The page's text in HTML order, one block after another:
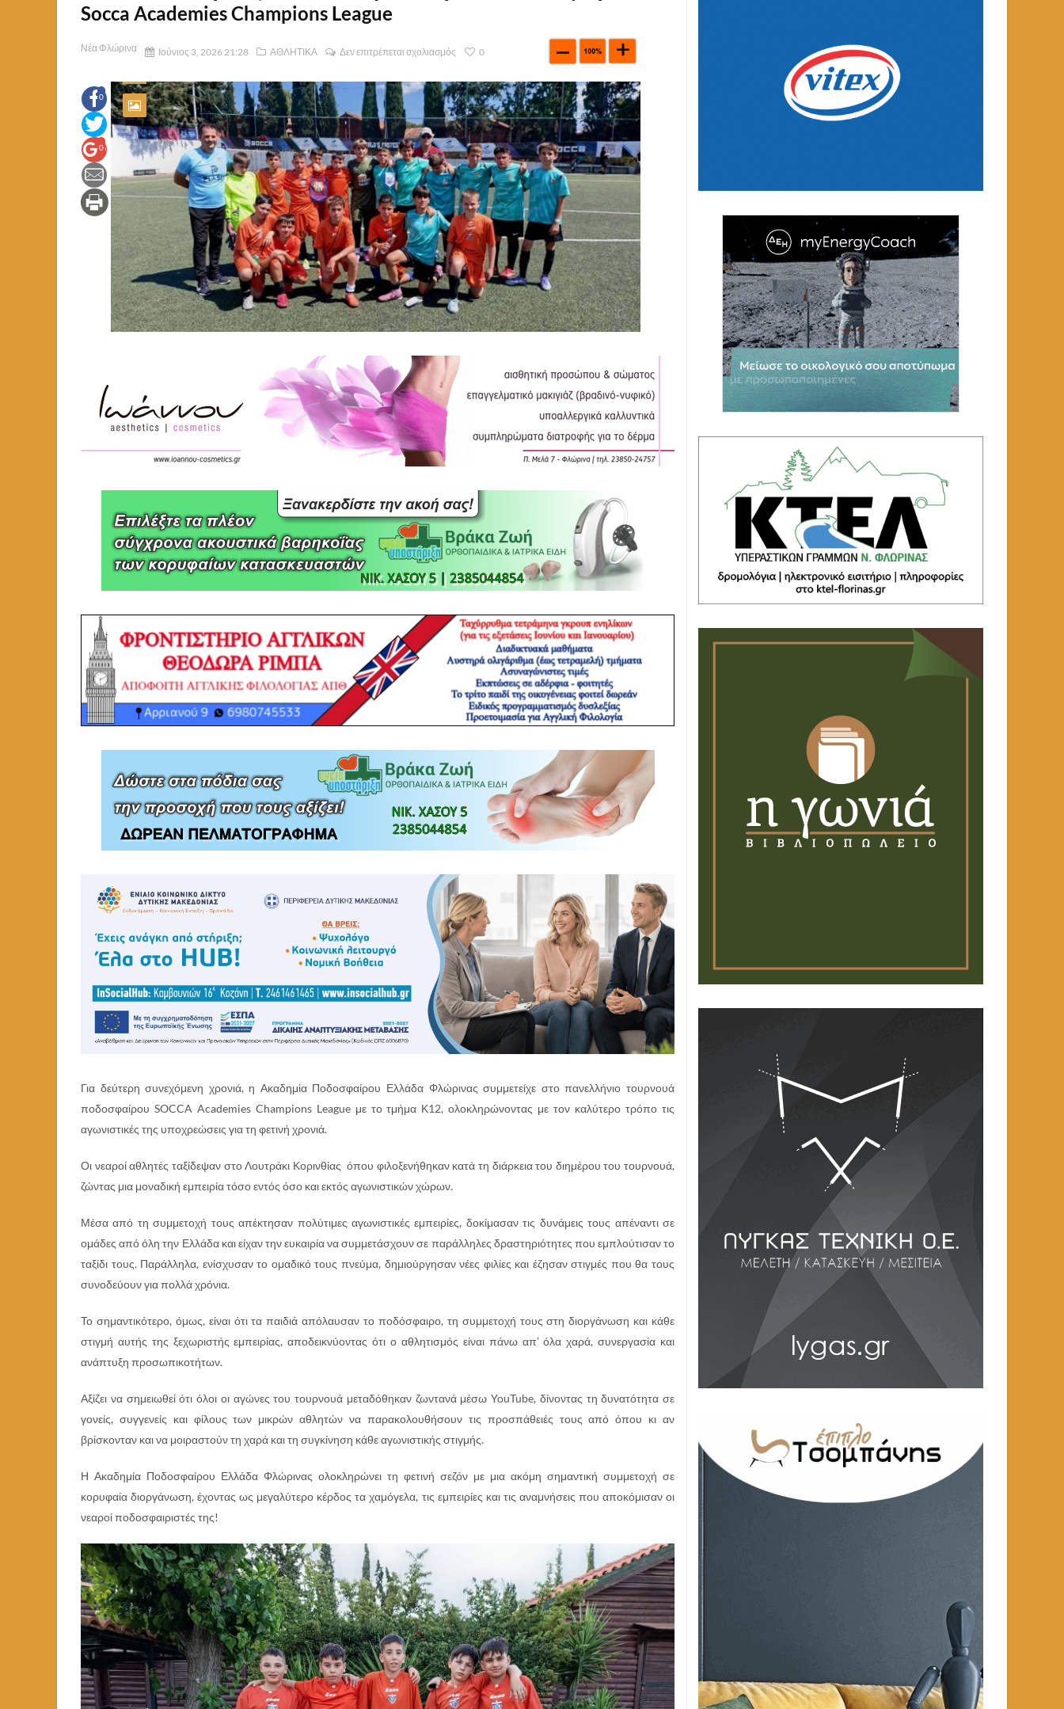
Socca Academies Champions League
Νέα Φλώρινα Ιούνιος 3, 2026 21:28 ΑΘΛΗΤΙΚΑ Δεν επιτρέπεται σχολιασμός 0
0
0
Για δεύτερη συνεχόμενη χρονιά, η Ακαδημία Ποδοσφαίρου Ελλάδα Φλώρινας συμμετείχε στο πανελλήνιο τουρνουά
ποδοσφαίρου SOCCA Academies Champions League με το τμήμα Κ12, ολοκληρώνοντας με τον καλύτερο τρόπο τις
αγωνιστικές της υποχρεώσεις για τη φετινή χρονιά.
Οι νεαροί αθλητές ταξίδεψαν στο Λουτράκι Κορινθίας όπου φιλοξενήθηκαν κατά τη διάρκεια του διημέρου του τουρνουά,
ζώντας μια μοναδική εμπειρία τόσο εντός όσο και εκτός αγωνιστικών χώρων.
Μέσα από τη συμμετοχή τους απέκτησαν πολύτιμες αγωνιστικές εμπειρίες, δοκίμασαν τις δυνάμεις τους απέναντι σε
ομάδες από όλη την Ελλάδα και είχαν την ευκαιρία να συμμετάσχουν σε παράλληλες δραστηριότητες που εμπλούτισαν το
ταξίδι τους. Παράλληλα, ενίσχυσαν το ομαδικό τους πνεύμα, δημιούργησαν νέες φιλίες και έζησαν στιγμές που θα τους
συνοδεύουν για πολλά χρόνια.
Το σημαντικότερο, όμως, είναι ότι τα παιδιά απόλαυσαν το ποδόσφαιρο, τη συμμετοχή τους στη διοργάνωση και κάθε
στιγμή αυτής της ξεχωριστής εμπειρίας, αποδεικνύοντας ότι ο αθλητισμός είναι πάνω απ’ όλα χαρά, συνεργασία και
ανάπτυξη προσωπικοτήτων.
Αξίζει να σημειωθεί ότι όλοι οι αγώνες του τουρνουά μεταδόθηκαν ζωντανά μέσω YouTube, δίνοντας τη δυνατότητα σε
γονείς, συγγενείς και φίλους των μικρών αθλητών να παρακολουθήσουν τις προσπάθειές τους από όπου κι αν
βρίσκονταν και να μοιραστούν τη χαρά και τη συγκίνηση κάθε αγωνιστικής στιγμής.
Η Ακαδημία Ποδοσφαίρου Ελλάδα Φλώρινας ολοκληρώνει τη φετινή σεζόν με μια ακόμη σημαντική συμμετοχή σε
κορυφαία διοργάνωση, έχοντας ως μεγαλύτερο κέρδος τα χαμόγελα, τις εμπειρίες και τις αναμνήσεις που αποκόμισαν οι
νεαροί ποδοσφαιριστές της!